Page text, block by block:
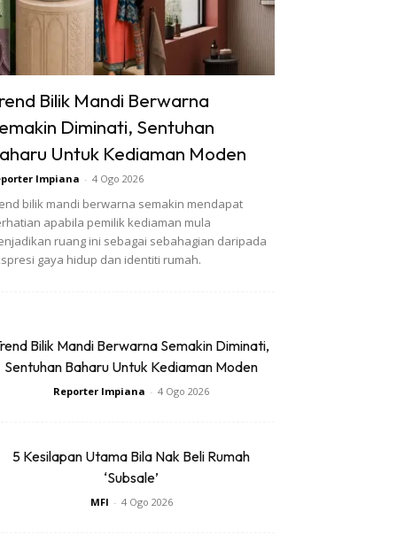
Bilik Mandi Berwarna
Diminati, Sentuhan
Untuk Kediaman Moden
Impiana - 4 Ogo 2026
bilik mandi berwarna semakin mendapat
apabila pemilik kediaman mula
ruang ini sebagai sebahagian daripada
gaya hidup dan identiti rumah.
Bilik Mandi Berwarna Semakin Diminati,
Sentuhan Baharu Untuk Kediaman Moden
Reporter Impiana - 4 Ogo 2026
5 Kesilapan Utama Bila Nak Beli Rumah
‘Subsale’
MFI - 4 Ogo 2026